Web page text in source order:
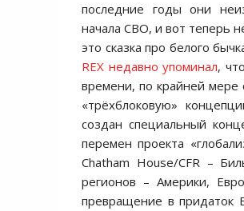
последние годы они
начала СВО, и вот теперь
это сказка про белого
REХ недавно упоминал,
времени, по крайней мере
«трёхблоковую»
создан специальный
перемен проекта
Chatham House/CFR –
регионов – Америки,
превращение в придаток